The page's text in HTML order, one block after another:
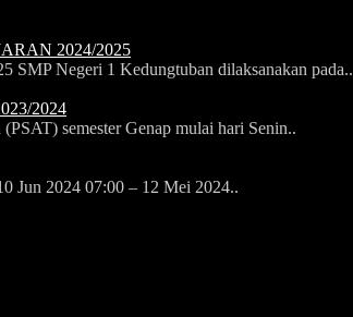
2024/2025
SMP Negeri 1 Kedungtuban dilaksanakan pada..
2024
semester Genap mulai hari Senin..
Jun 2024 07:00 – 12 Mei 2024..